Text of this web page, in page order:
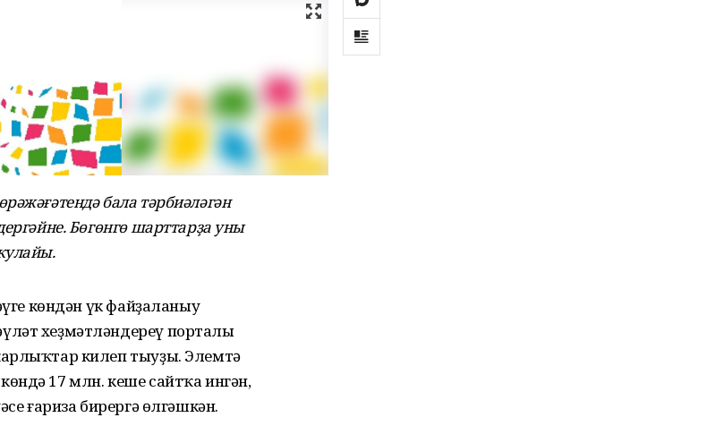
бала тәрбиәләгән
Бөгөнгө шарттарҙа уны
көндән үк файҙаланыу
хеҙмәтләндереү порталы
килеп тыуҙы. Элемтә
17 млн. кеше сайтҡа ингән,
ғариза бирергә өлгәшкән.